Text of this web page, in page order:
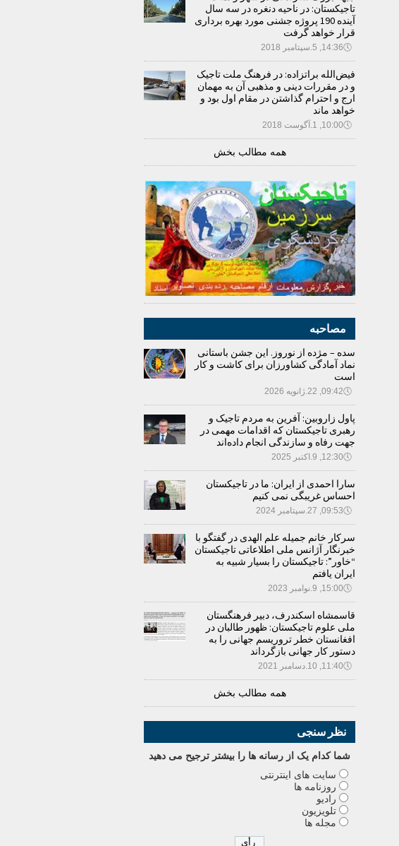
تاجیکستان: در ناحیه دنغره در سه سال
آینده 190 پروژه جشنی مورد بهره برداری
قرار خواهد گرفت
🕔14:36, 5.سپتامبر 2018
فیض‌الله براتزاده: در فرهنگ ملت تاجیک
و در مقررات دینی و مذهبی آن به مهمان
ارج و احترام گذاشتن در مقام اول بود و
خواهد ماند
🕔10:00, 1.آگوست 2018
همه مطالب بخش
مصاحبه
سده – مژده از نوروز. این جشن باستانی
نماد آمادگی کشاورزان برای کاشت و کار
است
🕔09:42, 22.ژانویه 2026
پاول زاروبین: آفرین به مردم تاجیک و
رهبری تاجیکستان که اقدامات مهمی در
جهت رفاه و سازندگی انجام داده‌اند
🕔12:30, 9.اکتبر 2025
سارا احمدی از ایران: ما در تاجیکستان
احساس غریبگی نمی کنیم
🕔09:53, 27.سپتامبر 2024
سرکار خانم جمیله علم الهدی در گفتگو با
خبرنگار آژانس ملی اطلاعاتی تاجیکستان
“خاور”: تاجیکستان را بسیار شبیه به
ایران یافتم
🕔15:00, 9.نوامبر 2023
قاسمشاه اسکندرف، دبیر فرهنگستان
ملی علوم تاجیکستان: ظهور طالبان در
افغانستان خطر تروریسم جهانی را به
دستور کار جهانی بازگرداند
🕔11:40, 10.دسامبر 2021
همه مطالب بخش
نظر سنجی
شما کدام يک از رسانه ها را بيشتر ترجيح می دهيد
سایت های اینترنتی
روزنامه ها
رادیو
تلویزیون
مجله ها